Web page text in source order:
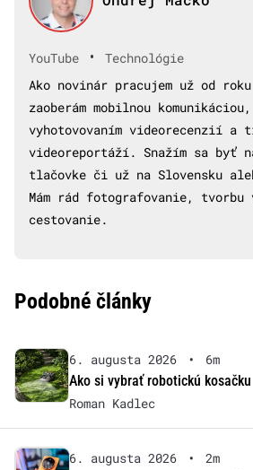
YouTube •
Technológie
Ako novinár pracujem už od
zaoberám mobilnou
vyhotovovaním videorecenzií a
videoreportáží. Snažím sa byť
tlačovke či už na Slovensku
Mám rád fotografovanie,
cestovanie.
Podobné články
6. augusta 2026 •
6m
Ako si vybrať robotickú kosačku
Roman Kadlec
6. augusta 2026 •
2m